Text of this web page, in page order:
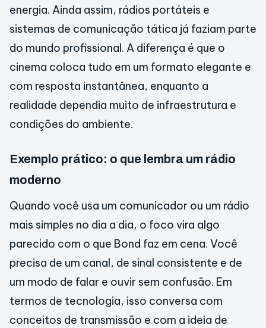
energia. Ainda assim, rádios portáteis e
sistemas de comunicação tática já faziam parte
do mundo profissional. A diferença é que o
cinema coloca tudo em um formato elegante e
com resposta instantânea, enquanto a
realidade dependia muito de infraestrutura e
condições do ambiente.
Exemplo prático: o que lembra um rádio
moderno
Quando você usa um comunicador ou um rádio
mais simples no dia a dia, o foco vira algo
parecido com o que Bond faz em cena. Você
precisa de um canal, de sinal consistente e de
um modo de falar e ouvir sem confusão. Em
termos de tecnologia, isso conversa com
conceitos de transmissão e com a ideia de